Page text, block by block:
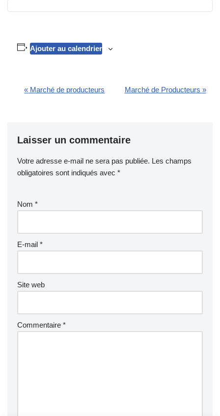
Ajouter au calendrier
Navigation
« Marché de producteurs Marché de Producteurs »
Laisser un commentaire
Votre adresse e-mail ne sera pas publiée. Les champs
obligatoires sont indiqués avec *
Nom *
E-mail *
Site web
Commentaire *